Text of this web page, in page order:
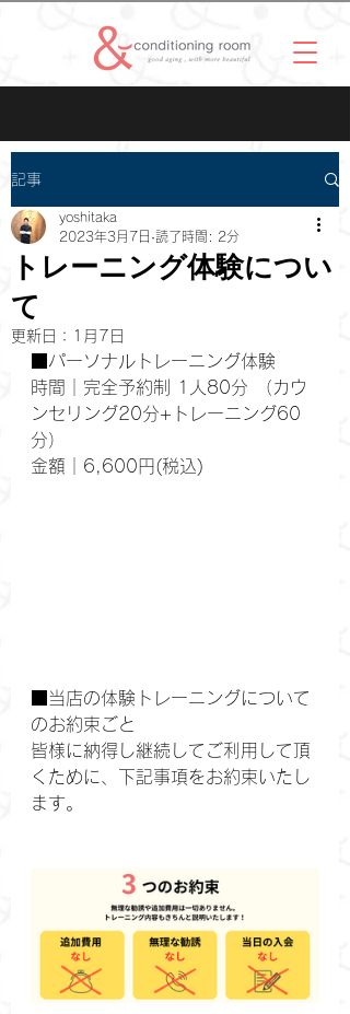
記事
トレーニング体験につい
て
yoshitaka
2023年3月7日 読了時間: 2分
更新日： 1月7日
■パーソナルトレーニング体験
時間｜完全予約制 1人80分 （カウ
ンセリング20分+トレーニング60
分）
金額｜6,600円(税込)
■当店の体験トレーニングについて
のお約束ごと
皆様に納得し継続してご利用して頂
くために、下記事項をお約束いたし
ます。